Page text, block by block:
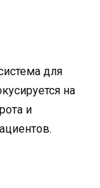
для
на
и